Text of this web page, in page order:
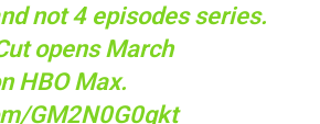
not 4 episodes series.
opens March
HBO Max.
GM2N0G0qkt